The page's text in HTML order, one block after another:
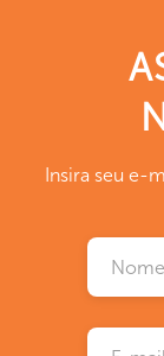
Insira seu e-